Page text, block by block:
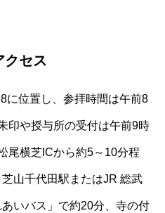
クセス
に位置し、参拝時間は午前8
印や授与所の受付は午前9時
尾横芝ICから約5～10分程
山千代田駅またはJR 総武
いバス」で約20分、寺の付